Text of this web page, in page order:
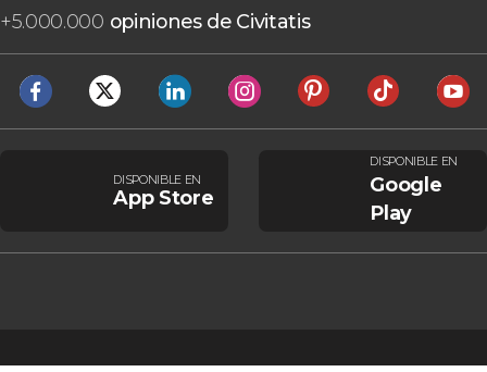
+5.000.000 opiniones de Civitatis
DISPONIBLE EN
App Store
DISPONIBLE EN
Google
Play